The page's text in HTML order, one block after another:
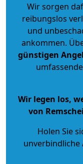
Wir sorgen
reibungslos
und
ankommen.
günstigen
Wir legen los,
von
Holen Sie
unverbindliche